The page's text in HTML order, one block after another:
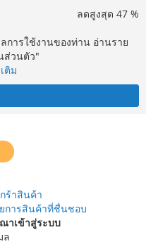
การใช้งานของท่าน อ่านราย
ส่วนตัว"
ติม
ร้าสินค้า
การสินค้าที่ชื่นชอบ
าเข้าสู่ระบบ
ล
ลดสูงสุด 47 %